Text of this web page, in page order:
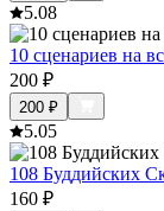
5.08
10 сценариев на
200 ₽
200 ₽
5.05
108 Буддийских
160 ₽